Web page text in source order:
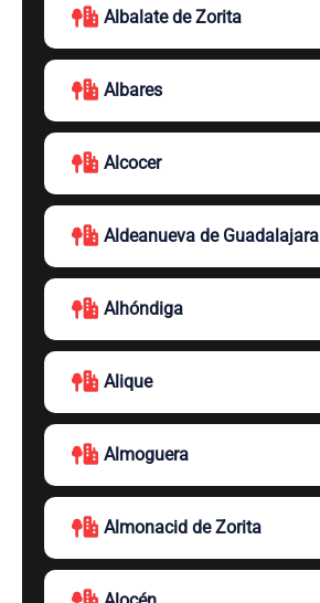
Albalate de Zorita
Albares
Alcocer
Aldeanueva de Guadalajara
Alhóndiga
Alique
Almoguera
Almonacid de Zorita